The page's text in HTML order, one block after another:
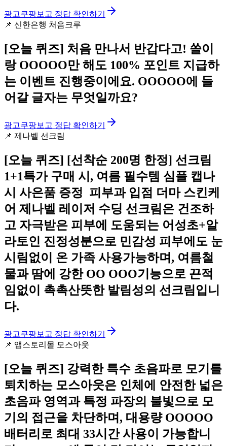
광고쿠팡보고 정답 확인하기
📌 신한은행 처음크루
[오늘 퀴즈] 처음 만나서 반갑다고! 쏠이
랑 OOOOO만 해도 100% 포인트 지급하
는 이벤트 진행중이에요. OOOOO에 들
어갈 글자는 무엇일까요?
광고쿠팡보고 정답 확인하기
📌 제나벨 선크림
[오늘 퀴즈] [선착순 200명 한정] 선크림
1+1특가 구매 시, 여름 필수템 심플 캡나
시 사은품 증정 ️ 피부과 입점 더마 스킨케
어 제나벨 레이저 수딩 선크림은 건조하
고 자극받은 피부에 도움되는 어성초+알
라토인 진정성분으로 민감성 피부에도 눈
시림없이 온 가족 사용가능하며, 여름철
물과 땀에 강한 OO OOO기능으로 끈적
임없이 촉촉산뜻한 발림성의 선크림입니
다.
광고쿠팡보고 정답 확인하기
📌 앱스토리몰 모스아웃
[오늘 퀴즈] 강력한 특수 초음파로 모기를
퇴치하는 모스아웃은 인체에 안전한 넓은
초음파 영역과 특정 파장의 불빛으로 모
기의 접근을 차단하며, 대용량 OOOOO
배터리로 최대 33시간 사용이 가능합니